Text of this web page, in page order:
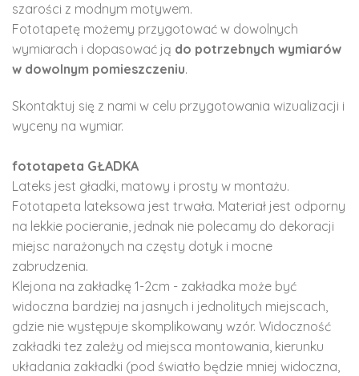
szarości z modnym motywem.
Fototapetę możemy przygotować w dowolnych
wymiarach i dopasować ją do potrzebnych wymiarów
w dowolnym pomieszczeniu.
Skontaktuj się z nami w celu przygotowania wizualizacji i
wyceny na wymiar.
fototapeta GŁADKA
Lateks jest gładki, matowy i prosty w montażu.
Fototapeta lateksowa jest trwała. Materiał jest odporny
na lekkie pocieranie, jednak nie polecamy do dekoracji
miejsc narażonych na częsty dotyk i mocne
zabrudzenia.
Klejona na zakładkę 1-2cm - zakładka może być
widoczna bardziej na jasnych i jednolitych miejscach,
gdzie nie występuje skomplikowany wzór. Widoczność
zakładki tez zależy od miejsca montowania, kierunku
układania zakładki (pod światło będzie mniej widoczna,